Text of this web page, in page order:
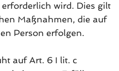
wird. Dies gilt
Maßnahmen, die auf
Person erfolgen.
auf Art. 6 I lit. c